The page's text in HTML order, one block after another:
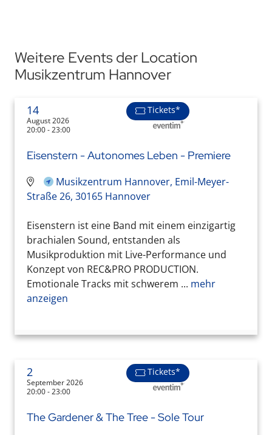
Weitere Events der Location
Musikzentrum Hannover
14
August 2026
20:00 - 23:00
Tickets*
Eisenstern - Autonomes Leben - Premiere
Musikzentrum Hannover, Emil-Meyer-
Straße 26, 30165 Hannover
Eisenstern ist eine Band mit einem einzigartig
brachialen Sound, entstanden als
Musikproduktion mit Live-Performance und
Konzept von REC&PRO PRODUCTION.
Emotionale Tracks mit schwerem ... mehr
anzeigen
2
September 2026
20:00 - 23:00
Tickets*
The Gardener & The Tree - Sole Tour